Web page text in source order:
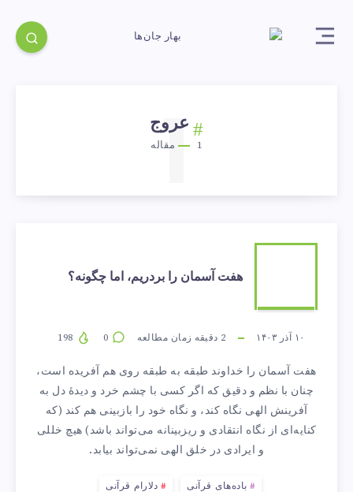
عروج
1 مقاله
1
هفت
آسمان
را
بردریم،
اما
چگونه؟
هفت آسمان را بردریم، اما چگونه؟
۱۰ آذر ۱۴۰۳ 2 دقیقه زمان مطالعه 0
هفت آسمان را خداوند طبقه به طبقه روی هم آفریده است،
چنان با نظم و دقیق که اگر کسی با چشم خرد و دیدهٔ دل به
آفرینش الهی نگاه کند، و نگاه خود را بازبینی هم کند (که
کنایه‌ای از نگاه انتقادی و ریزبینانه می‌تواند باشد) هیچ خللی
و ایرادی در خلق الهی نمی‌تواند بیابد.
باده‌های قرآنی دلارام قرآنی